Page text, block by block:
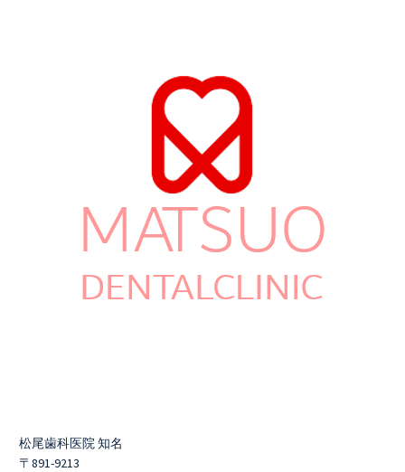
松尾歯科医院 知名
〒891-9213